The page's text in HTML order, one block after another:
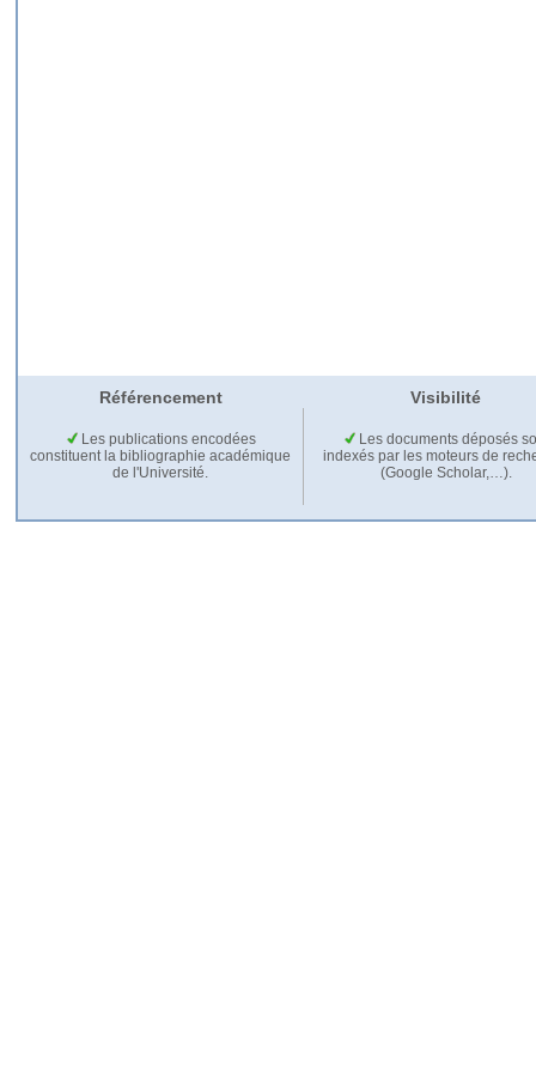
Référencement Visibilité
Les publications encodées
constituent la bibliographie académique
de l'Université.
Les documents déposés
indexés par les moteurs de
(Google Scholar,…).